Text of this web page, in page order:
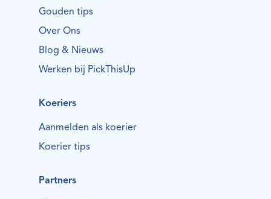
Gouden tips
Over Ons
Blog & Nieuws
Werken bij PickThisUp
Koeriers
Aanmelden als koerier
Koerier tips
Partners